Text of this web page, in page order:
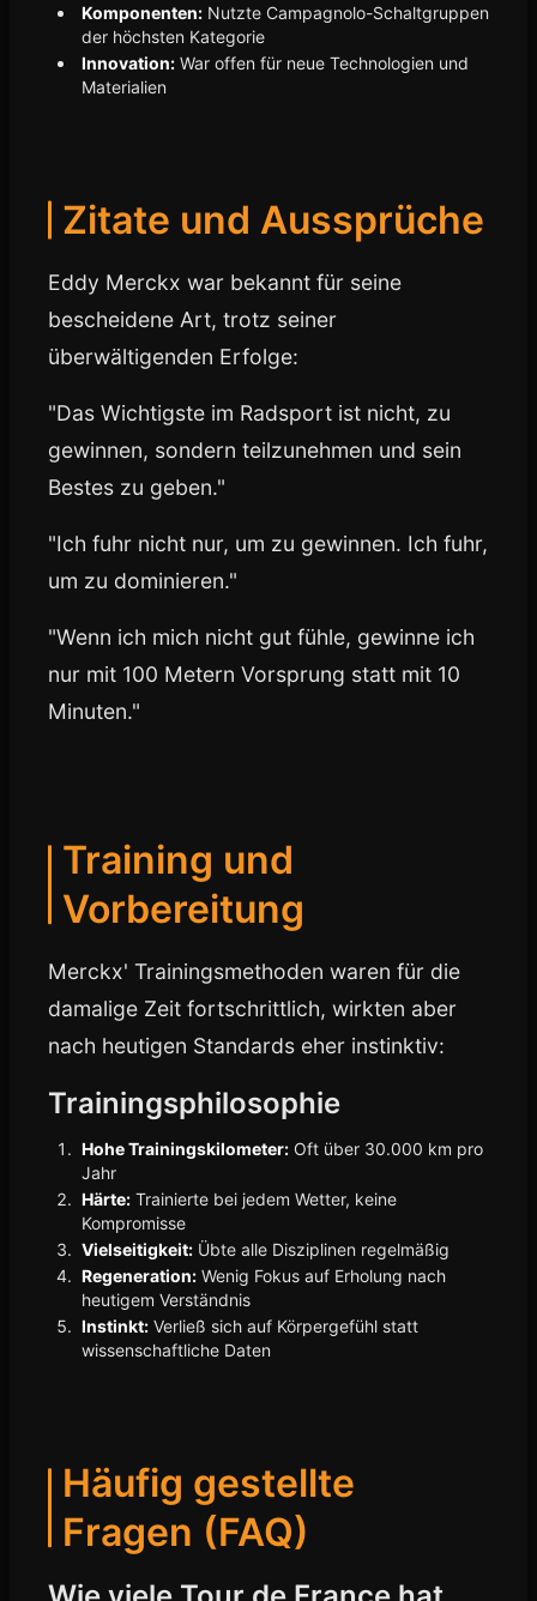
Komponenten: Nutzte Campagnolo-Schaltgruppen
der höchsten Kategorie
Innovation: War offen für neue Technologien und
Materialien
Zitate und Aussprüche
Eddy Merckx war bekannt für seine
bescheidene Art, trotz seiner
überwältigenden Erfolge:
"Das Wichtigste im Radsport ist nicht, zu
gewinnen, sondern teilzunehmen und sein
Bestes zu geben."
"Ich fuhr nicht nur, um zu gewinnen. Ich fuhr,
um zu dominieren."
"Wenn ich mich nicht gut fühle, gewinne ich
nur mit 100 Metern Vorsprung statt mit 10
Minuten."
Training und
Vorbereitung
Merckx' Trainingsmethoden waren für die
damalige Zeit fortschrittlich, wirkten aber
nach heutigen Standards eher instinktiv:
Trainingsphilosophie
Hohe Trainingskilometer: Oft über 30.000 km pro
Jahr
Härte: Trainierte bei jedem Wetter, keine
Kompromisse
Vielseitigkeit: Übte alle Disziplinen regelmäßig
Regeneration: Wenig Fokus auf Erholung nach
heutigem Verständnis
Instinkt: Verließ sich auf Körpergefühl statt
wissenschaftliche Daten
Häufig gestellte
Fragen (FAQ)